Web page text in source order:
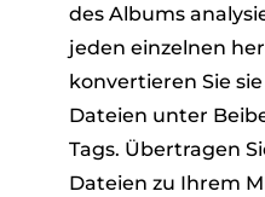
des Albums
jeden einzelnen
konvertieren Sie sie
Dateien unter
Tags. Übertragen
Dateien zu Ihrem